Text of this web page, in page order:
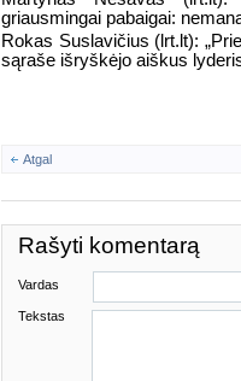
griausmingai pabaigai:
Rokas Suslavičius (lrt.lt):
sąraše išryškėjo aiškus
Atgal
Rašyti komentarą
Vardas
Tekstas